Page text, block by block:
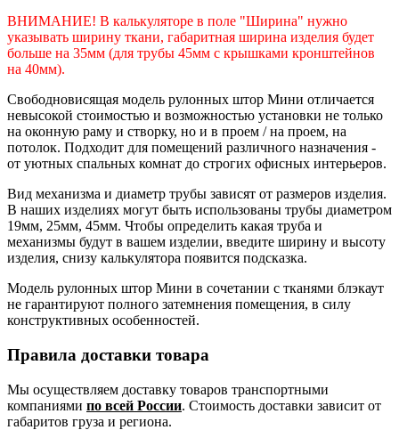
ВНИМАНИЕ! В калькуляторе в поле "Ширина" нужно
указывать ширину ткани, габаритная ширина изделия будет
больше на 35мм (для трубы 45мм с крышками кронштейнов
на 40мм).
Свободновисящая модель рулонных штор Мини отличается
невысокой стоимостью и возможностью установки не только
на оконную раму и створку, но и в проем / на проем, на
потолок. Подходит для помещений различного назначения -
от уютных спальных комнат до строгих офисных интерьеров.
Вид механизма и диаметр трубы зависят от размеров изделия.
В наших изделиях могут быть использованы трубы диаметром
19мм, 25мм, 45мм. Чтобы определить какая труба и
механизмы будут в вашем изделии, введите ширину и высоту
изделия, снизу калькулятора появится подсказка.
Модель рулонных штор Мини в сочетании с тканями блэкаут
не гарантируют полного затемнения помещения, в силу
конструктивных особенностей.
Правила доставки товара
Мы осуществляем доставку товаров транспортными
компаниями по всей России. Стоимость доставки зависит от
габаритов груза и региона.